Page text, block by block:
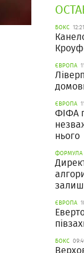
БОКС 12:21
ЄВРОПА
ЄВРОПА
ФІФА
нього
ФОРМУЛА
ЄВРОПА
БОКС